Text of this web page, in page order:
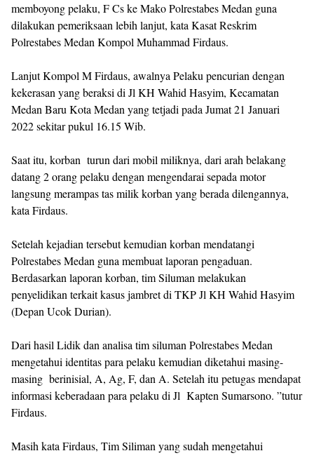
memboyong pelaku, F Cs ke Mako Polrestabes Medan guna
dilakukan pemeriksaan lebih lanjut, kata Kasat Reskrim
Polrestabes Medan Kompol Muhammad Firdaus.
Lanjut Kompol M Firdaus, awalnya Pelaku pencurian dengan
kekerasan yang beraksi di Jl KH Wahid Hasyim, Kecamatan
Medan Baru Kota Medan yang tetjadi pada Jumat 21 Januari
2022 sekitar pukul 16.15 Wib.
Saat itu, korban turun dari mobil miliknya, dari arah belakang
datang 2 orang pelaku dengan mengendarai sepada motor
langsung merampas tas milik korban yang berada dilengannya,
kata Firdaus.
Setelah kejadian tersebut kemudian korban mendatangi
Polrestabes Medan guna membuat laporan pengaduan.
Berdasarkan laporan korban, tim Siluman melakukan
penyelidikan terkait kasus jambret di TKP Jl KH Wahid Hasyim
(Depan Ucok Durian).
Dari hasil Lidik dan analisa tim siluman Polrestabes Medan
mengetahui identitas para pelaku kemudian diketahui masing-
masing berinisial, A, Ag, F, dan A. Setelah itu petugas mendapat
informasi keberadaan para pelaku di Jl Kapten Sumarsono. ”tutur
Firdaus.
Masih kata Firdaus, Tim Siliman yang sudah mengetahui